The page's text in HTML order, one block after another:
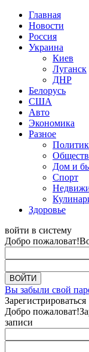
Главная
Новости
Россия
Украина
Киев
Луганск
ДНР
Белорусь
США
Авто
Экономика
Разное
Дом и
Спорт
Здоровье
войти в систему
Добро пожаловат!
Вы забыли свой
Зарегистрироваться
Добро пожаловат!
записи